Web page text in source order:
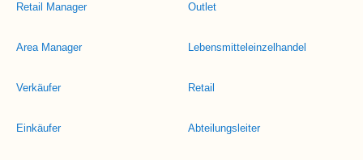
Retail Manager
Area Manager
Verkäufer
Einkäufer
Outlet
Lebensmitteleinzelhandel
Retail
Abteilungsleiter